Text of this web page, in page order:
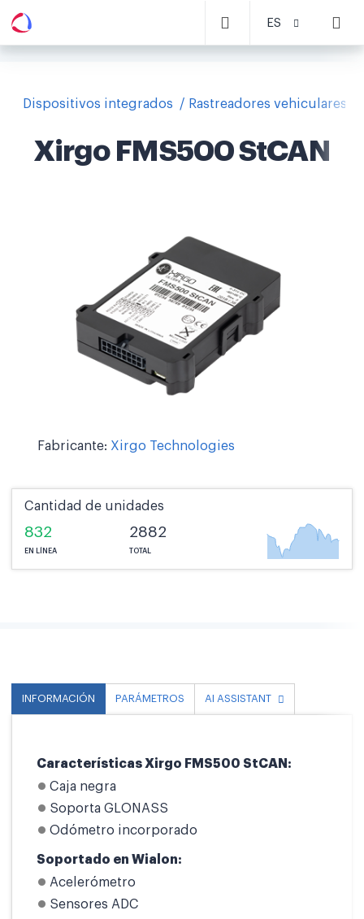
ES
Dispositivos integrados Rastreadores vehiculares
Xirgo FMS500 StCAN
Fabricante: Xirgo Technologies
Cantidad de unidades
832
EN LÍNEA
2882
TOTAL
INFORMACIÓN PARÁMETROS AI ASSISTANT
Características Xirgo FMS500 StCAN:
Caja negra
Soporta GLONASS
Odómetro incorporado
Soportado en Wialon:
Acelerómetro
Sensores ADC